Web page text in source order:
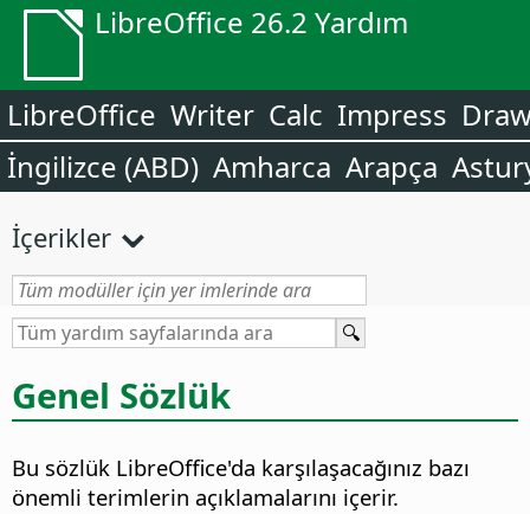
LibreOffice 26.2 Yardım
LibreOffice Writer Calc Impress
İngilizce (ABD) Amharca Arapça
İçerikler
Genel Sözlük
Bu sözlük LibreOffice'da karşılaşacağınız bazı
önemli terimlerin açıklamalarını içerir.